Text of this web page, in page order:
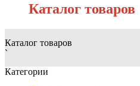
Каталог товаров
Каталог товаров
`
Категории